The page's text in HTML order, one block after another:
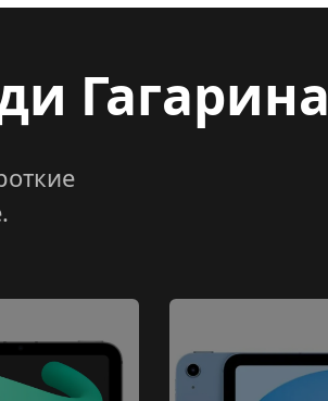
Гагарина